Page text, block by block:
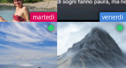
martedì venerdì